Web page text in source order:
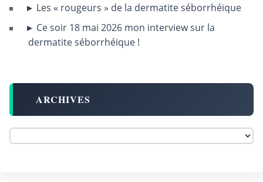
Les « rougeurs » de la dermatite séborrhéique
Ce soir 18 mai 2026 mon interview sur la
dermatite séborrhéique !
ARCHIVES